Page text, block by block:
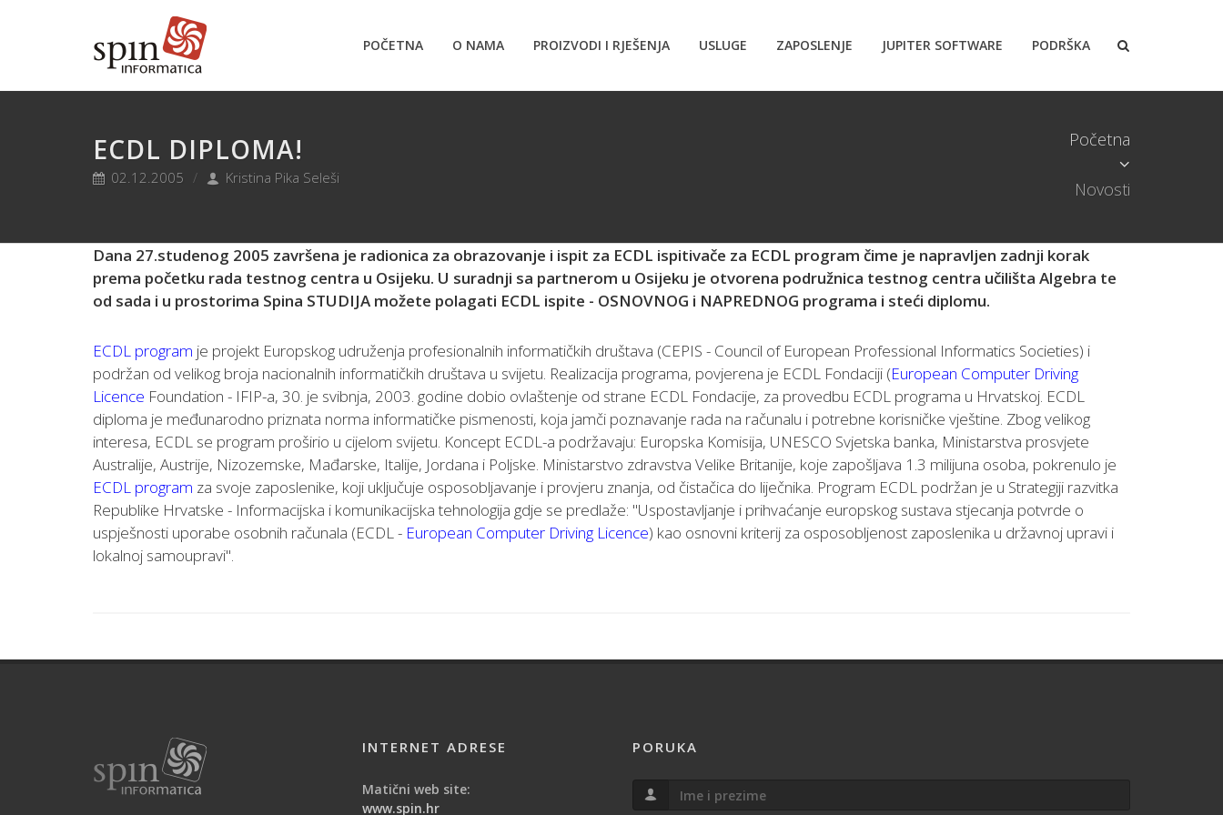
POČETNA O NAMA PROIZVODI I RJEŠENJA USLUGE ZAPOSLENJE JUPITER SOFTWARE PODRŠKA
ECDL DIPLOMA!
02.12.2005 Kristina Pika Seleši
Početna
Novosti
Dana 27.studenog 2005 završena je radionica za obrazovanje i ispit za ECDL ispitivače za ECDL program čime je napravljen zadnji korak
prema početku rada testnog centra u Osijeku. U suradnji sa partnerom u Osijeku je otvorena podružnica testnog centra učilišta Algebra te
od sada i u prostorima Spina STUDIJA možete polagati ECDL ispite - OSNOVNOG i NAPREDNOG programa i steći diplomu.
ECDL program je projekt Europskog udruženja profesionalnih informatičkih društava (CEPIS - Council of European Professional Informatics Societies) i
podržan od velikog broja nacionalnih informatičkih društava u svijetu. Realizacija programa, povjerena je ECDL Fondaciji (European Computer Driving
Licence Foundation - IFIP-a, 30. je svibnja, 2003. godine dobio ovlaštenje od strane ECDL Fondacije, za provedbu ECDL programa u Hrvatskoj. ECDL
diploma je međunarodno priznata norma informatičke pismenosti, koja jamči poznavanje rada na računalu i potrebne korisničke vještine. Zbog velikog
interesa, ECDL se program proširio u cijelom svijetu. Koncept ECDL-a podržavaju: Europska Komisija, UNESCO Svjetska banka, Ministarstva prosvjete
Australije, Austrije, Nizozemske, Mađarske, Italije, Jordana i Poljske. Ministarstvo zdravstva Velike Britanije, koje zapošljava 1.3 milijuna osoba, pokrenulo je
ECDL program za svoje zaposlenike, koji uključuje osposobljavanje i provjeru znanja, od čistačica do liječnika. Program ECDL podržan je u Strategiji razvitka
Republike Hrvatske - Informacijska i komunikacijska tehnologija gdje se predlaže: "Uspostavljanje i prihvaćanje europskog sustava stjecanja potvrde o
uspješnosti uporabe osobnih računala (ECDL - European Computer Driving Licence) kao osnovni kriterij za osposobljenost zaposlenika u državnoj upravi i
lokalnoj samoupravi".
INTERNET ADRESE
Matični web site:
www.spin.hr
PORUKA